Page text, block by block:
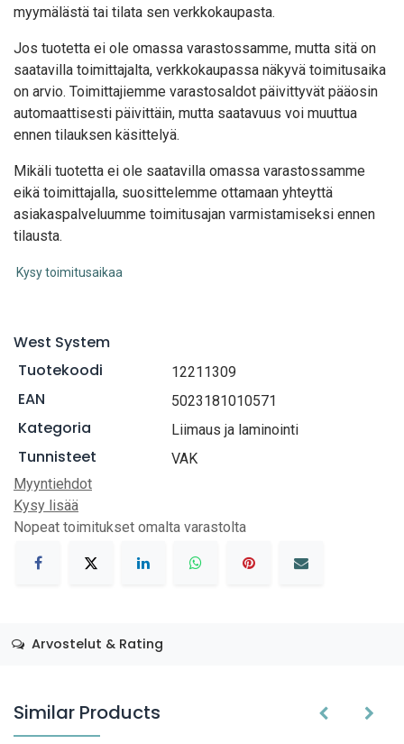
myymälästä tai tilata sen verkkokaupasta.
Jos tuotetta ei ole omassa varastossamme, mutta sitä on
saatavilla toimittajalta, verkkokaupassa näkyvä toimitusaika
on arvio. Toimittajiemme varastosaldot päivittyvät pääosin
automaattisesti päivittäin, mutta saatavuus voi muuttua
ennen tilauksen käsittelyä.
Mikäli tuotetta ei ole saatavilla omassa varastossamme
eikä toimittajalla, suosittelemme ottamaan yhteyttä
asiakaspalveluumme toimitusajan varmistamiseksi ennen
tilausta.
Kysy toimitusaikaa
West System
Tuotekoodi
12211309
EAN 5023181010571
Kategoria Liimaus ja laminointi
Tunnisteet
VAK
Myyntiehdot
Kysy lisää
Nopeat toimitukset omalta varastolta
Arvostelut & Rating
Similar Products